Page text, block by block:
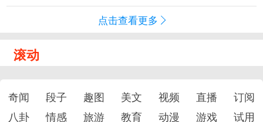
点击查看更多
滚动
奇闻 段子 趣图 美文 视频 直播
订阅
八卦
情感 旅游 教育 动漫 游戏 试用